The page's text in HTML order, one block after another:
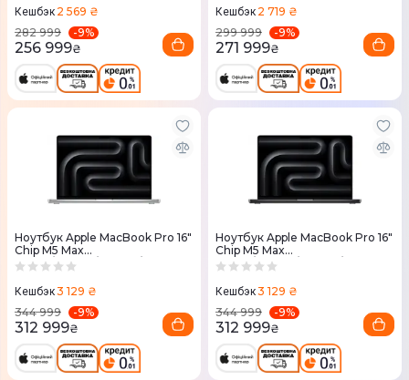
Кешбэк 2 569 ₴
282 999
-9%
256 999₴
Кешбэк 2 719 ₴
299 999
-9%
271 999₴
Ноутбук Apple MacBook Pro 16"
Chip M5 Max
18CPU/40GPU/48RAM/2TB
Кешбэк3 129 ₴
344 999
-9%
312 999₴
Ноутбук Apple MacBook Pro 16"
Chip M5 Max
18CPU/40GPU/48RAM/2TB
Кешбэк3 129 ₴
344 999
-9%
312 999₴